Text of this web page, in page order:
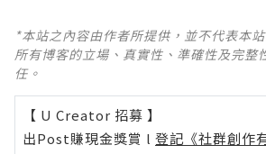
*本站之內容由作者所提供，並不代表本
所有博客的立場、真實性、準確性及完整
任。
【 U Creator 招募 】
出Post賺現金獎賞 l 登記《社群創作